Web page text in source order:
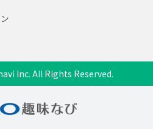
Inc. All Rights Reserved.